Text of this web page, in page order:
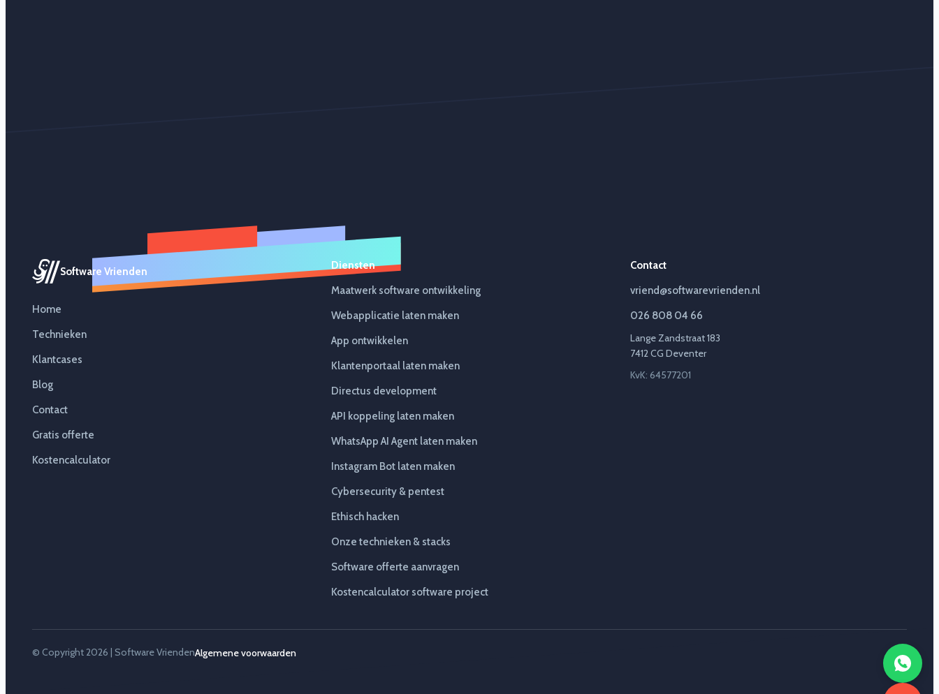
Software Vrienden
Home
Technieken
Klantcases
Blog
Contact
Gratis offerte
Kostencalculator
Diensten
Maatwerk software ontwikkeling
Webapplicatie laten maken
App ontwikkelen
Klantenportaal laten maken
Directus development
API koppeling laten maken
WhatsApp AI Agent laten maken
Instagram Bot laten maken
Cybersecurity & pentest
Ethisch hacken
Onze technieken & stacks
Software offerte aanvragen
Kostencalculator software project
Contact
vriend@softwarevrienden.nl
026 808 04 66
Lange Zandstraat 183
7412 CG Deventer
KvK: 64577201
© Copyright 2026 | Software VriendenAlgemene voorwaarden